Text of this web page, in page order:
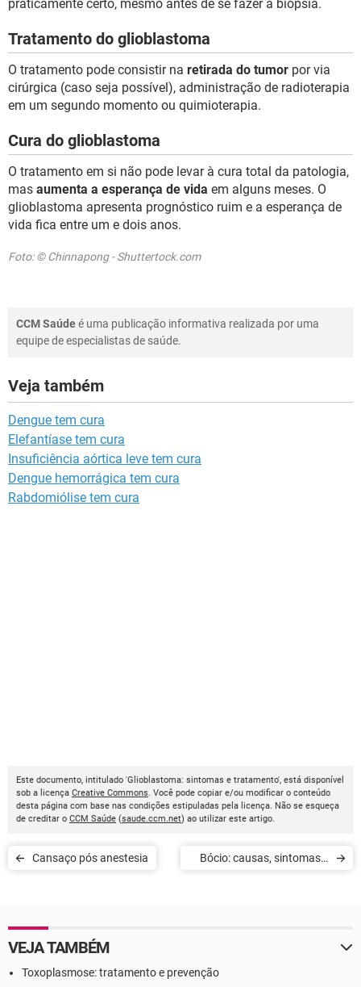
praticamente certo, mesmo antes de se fazer a biópsia.
Tratamento do glioblastoma
O tratamento pode consistir na retirada do tumor por via
cirúrgica (caso seja possível), administração de radioterapia
em um segundo momento ou quimioterapia.
Cura do glioblastoma
O tratamento em si não pode levar à cura total da patologia,
mas aumenta a esperança de vida em alguns meses. O
glioblastoma apresenta prognóstico ruim e a esperança de
vida fica entre um e dois anos.
Foto: © Chinnapong - Shuttertock.com
CCM Saúdeé uma publicação informativa realizada por uma
equipe de especialistas de saúde.
Veja também
Dengue tem cura
Elefantíase tem cura
Insuficiência aórtica leve tem cura
Dengue hemorrágica tem cura
Rabdomiólise tem cura
Este documento, intitulado 'Glioblastoma: sintomas e tratamento', está disponível
sob a licença Creative Commons. Você pode copiar e/ou modificar o conteúdo
desta página com base nas condições estipuladas pela licença. Não se esqueça
de creditar o CCM Saúde (saude.ccm.net) ao utilizar este artigo.
Cansaço pós anestesia
Bócio: causas, sintomas e
VEJA TAMBÉM
Toxoplasmose: tratamento e prevenção